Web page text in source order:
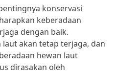
konservasi
keberadaan
dengan baik.
akan tetap terjaga, dan
hewan laut
dirasakan oleh